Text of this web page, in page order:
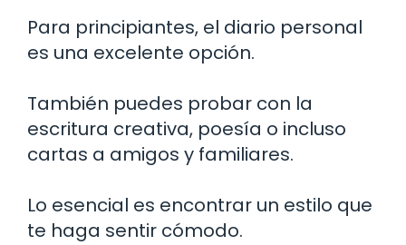
Para principiantes, el diario personal
es una excelente opción.
También puedes probar con la
escritura creativa, poesía o incluso
cartas a amigos y familiares.
Lo esencial es encontrar un estilo que
te haga sentir cómodo.